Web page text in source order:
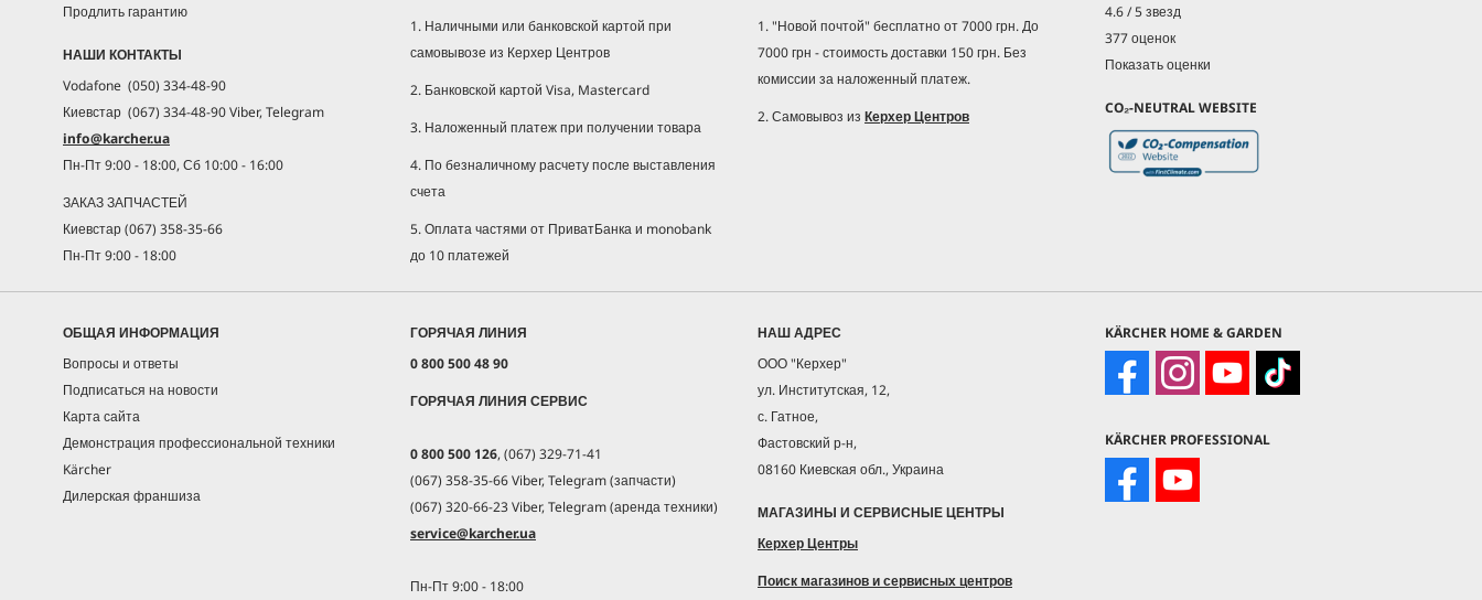
Продлить гарантию
НАШИ КОНТАКТЫ
Vodafone (050) 334-48-90
Киевстар (067) 334-48-90 Viber, Telegram
info@karcher.ua
Пн-Пт 9:00 - 18:00, Сб 10:00 - 16:00
ЗАКАЗ ЗАПЧАСТЕЙ
Киевстар (067) 358-35-66
Пн-Пт 9:00 - 18:00
1. Наличными или банковской картой при
самовывозе из Керхер Центров
2. Банковской картой Visa, Mastercard
3. Наложенный платеж при получении товара
4. По безналичному расчету после выставления
счета
5. Оплата частями от ПриватБанка и monobank
до 10 платежей
1. "Новой почтой" бесплатно от 7000 грн. До
7000 грн - стоимость доставки 150 грн. Без
комиссии за наложенный платеж.
2. Самовывоз из Керхер Центров
4.6 / 5 звезд
377 оценок
Показать оценки
CO₂-NEUTRAL WEBSITE
ОБЩАЯ ИНФОРМАЦИЯ
Вопросы и ответы
Подписаться на новости
Карта сайта
Демонстрация профессиональной техники
Kärcher
Дилерская франшиза
ГОРЯЧАЯ ЛИНИЯ
0 800 500 48 90
ГОРЯЧАЯ ЛИНИЯ СЕРВИС
0 800 500 126, (067) 329-71-41
(067) 358-35-66 Viber, Telegram (запчасти)
(067) 320-66-23 Viber, Telegram (аренда техники)
service@karcher.ua
Пн-Пт 9:00 - 18:00
НАШ АДРЕС
ООО "Керхер"
ул. Институтская, 12,
с. Гатное,
Фастовский р-н,
08160 Киевская обл., Украина
МАГАЗИНЫ И СЕРВИСНЫЕ ЦЕНТРЫ
Керхер Центры
Поиск магазинов и сервисных центров
KÄRCHER HOME & GARDEN
KÄRCHER PROFESSIONAL